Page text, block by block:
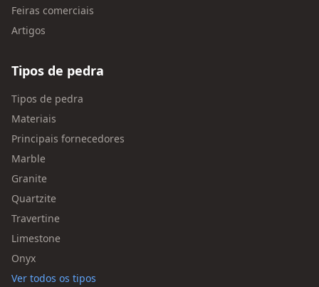
Feiras comerciais
Artigos
Tipos de pedra
Tipos de pedra
Materiais
Principais fornecedores
Marble
Granite
Quartzite
Travertine
Limestone
Onyx
Ver todos os tipos